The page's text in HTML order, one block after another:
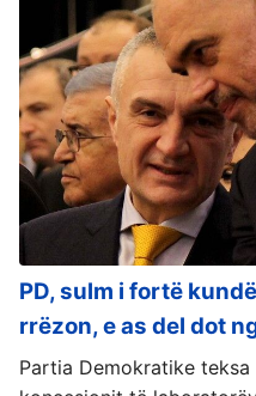
PD, sulm i fortë
rrëzon, e as del dot
Partia Demokratike